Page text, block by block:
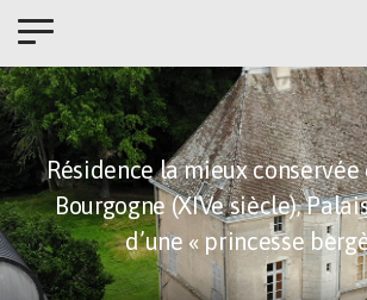
Résidence la mieux conservée
Bourgogne (XIVe siècle),
d’une « princesse
Panneau de gestion des cookies